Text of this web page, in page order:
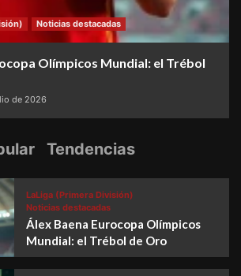
Noticias destacadas
Olímpicos Mundial: el Trébol
de 2026
Tendencias
LaLiga (Primera División)
Noticias destacadas
Álex Baena Eurocopa Olímpicos
Mundial: el Trébol de Oro